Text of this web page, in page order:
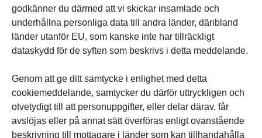
godkänner du därmed att vi skickar insamlade och
underhållna personliga data till andra länder, däribland
länder utanför EU, som kanske inte har tillräckligt
dataskydd för de syften som beskrivs i detta meddelande.
Genom att ge ditt samtycke i enlighet med detta
cookiemeddelande, samtycker du därför uttryckligen och
otvetydigt till att personuppgifter, eller delar därav, får
avslöjas eller på annat sätt överföras enligt ovanstående
beskrivning till mottagare i länder som kan tillhandahålla